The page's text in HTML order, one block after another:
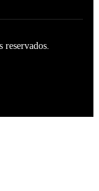
reservados.